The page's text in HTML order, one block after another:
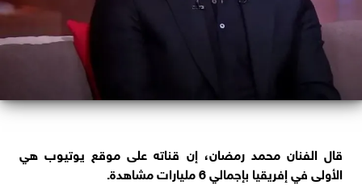
قال الفنان محمد رمضان، إن قناته على موقع يوتيوب هي
الأولى في إفريقيا بإجمالي 6 مليارات مشاهدة.